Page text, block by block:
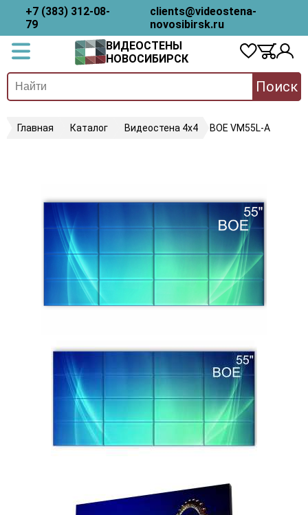
+7 (383) 312-08-
79
clients@videostena-
novosibirsk.ru
ВИДЕОСТЕНЫ
НОВОСИБИРСК
Поиск
Главная Каталог Видеостена 4х4 BOE VM55L-A